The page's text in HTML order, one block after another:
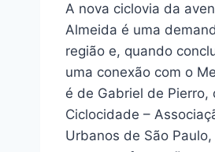
A nova ciclovia da
Almeida é uma
região e, quando
uma conexão com o
é de Gabriel de Pierro,
Ciclocidade –
Urbanos de São